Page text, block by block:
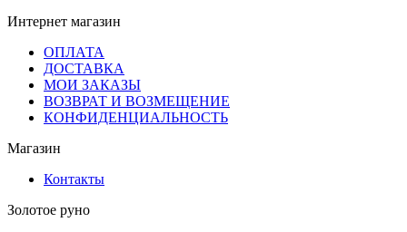
Интернет магазин
ОПЛАТА
ДОСТАВКА
МОИ ЗАКАЗЫ
ВОЗВРАТ И ВОЗМЕЩЕНИЕ
КОНФИДЕНЦИАЛЬНОСТЬ
Магазин
Контакты
Золотое руно